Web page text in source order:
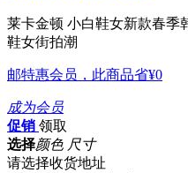
莱卡金顿 小白鞋女新款春季
鞋女街拍潮
邮特惠会员，此商品省¥0
成为会员
促销 领取
选择颜色 尺寸
请选择收货地址